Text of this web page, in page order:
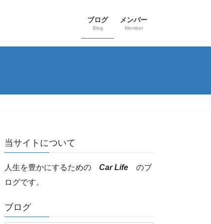
ブログ
Blog
メンバー
Member
当サイトについて
人生を豊かにするためのCar Lifeのブ
ログです。
ブログ